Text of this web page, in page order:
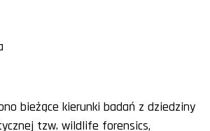
bieżące kierunki badań z dziedziny
tzw. wildlife forensics,